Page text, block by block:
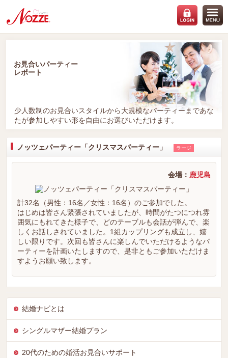
お見合いパーティー
レポート
少人数制のお見合いスタイルから大規模なパーティーまであな
たが参加しやすい形を自由にお選びいただけます。
ノッツェパーティー「クリスマスパーティー」 ラージ
会場： 鹿児島
計32名（男性：16名／女性：16名）のご参加でした。
はじめは皆さん緊張されていましたが、時間がたつにつれ雰
囲気にもれてきた様子で、どのテーブルも会話が弾んで、楽
しくお話しされていました。1組カップリングも成立し、嬉
しい限りです。次回も皆さんに楽しんでいただけるようなパ
ーティーを計画いたしますので、是非ともご参加いただけま
すようお願い致します。
結婚ナビとは
シングルマザー結婚プラン
20代のための婚活お見合いサポート